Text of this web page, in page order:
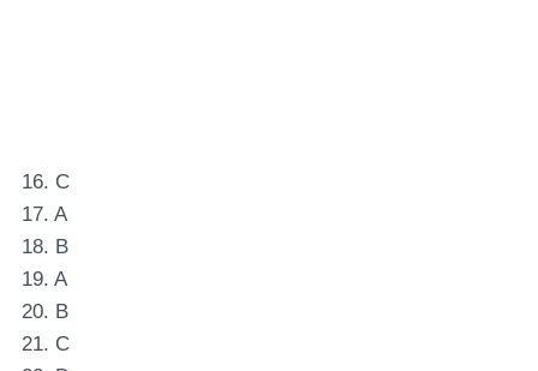
16. C
17. A
18. B
19. A
20. B
21. C